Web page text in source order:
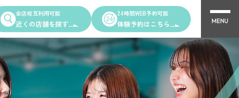
全店相互利用可能
近くの店舗を探す
24時間WEB予約可能
体験予約はこちら MENU
Other Shops